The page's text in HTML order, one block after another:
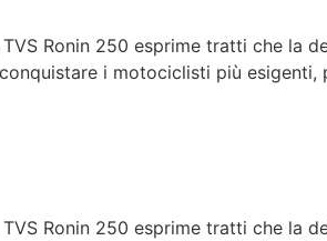
Ronin 250 esprime tratti che la
i motociclisti più
Ronin 250 esprime tratti che la